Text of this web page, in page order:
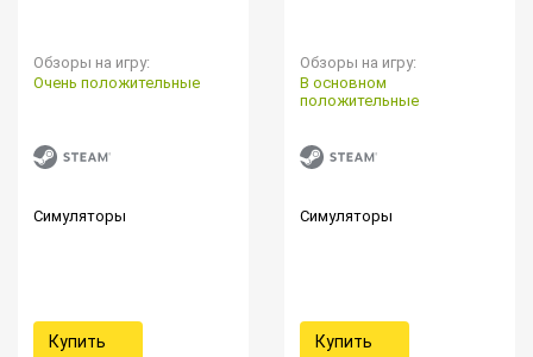
Обзоры на игру:
Очень положительные
Симуляторы
Купить
Обзоры на игру:
В основном
положительные
Симуляторы
Купить